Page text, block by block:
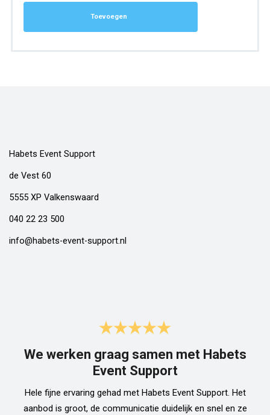
Toevoegen
Habets Event Support
de Vest 60
5555 XP Valkenswaard
040 22 23 500
info@habets-event-support.nl
We werken graag samen met Habets
Event Support
Hele fijne ervaring gehad met Habets Event Support. Het
aanbod is groot, de communicatie duidelijk en snel en ze